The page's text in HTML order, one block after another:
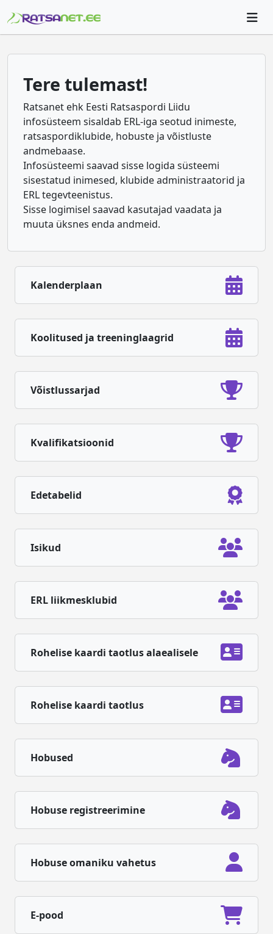
Tere tulemast!
Ratsanet ehk Eesti Ratsaspordi Liidu
infosüsteem sisaldab ERL-iga seotud inimeste,
ratsaspordiklubide, hobuste ja võistluste
andmebaase.
Infosüsteemi saavad sisse logida süsteemi
sisestatud inimesed, klubide administraatorid ja
ERL tegevteenistus.
Sisse logimisel saavad kasutajad vaadata ja
muuta üksnes enda andmeid.
Kalenderplaan
Koolitused ja treeninglaagrid
Võistlussarjad
Kvalifikatsioonid
Edetabelid
Isikud
ERL liikmesklubid
Rohelise kaardi taotlus alaealisele
Rohelise kaardi taotlus
Hobused
Hobuse registreerimine
Hobuse omaniku vahetus
E-pood